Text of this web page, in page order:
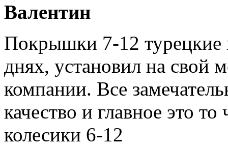
Валентин
Покрышки 7-12 турецкие
днях, установил на свой
компании. Все
качество и главное это
колесики 6-12